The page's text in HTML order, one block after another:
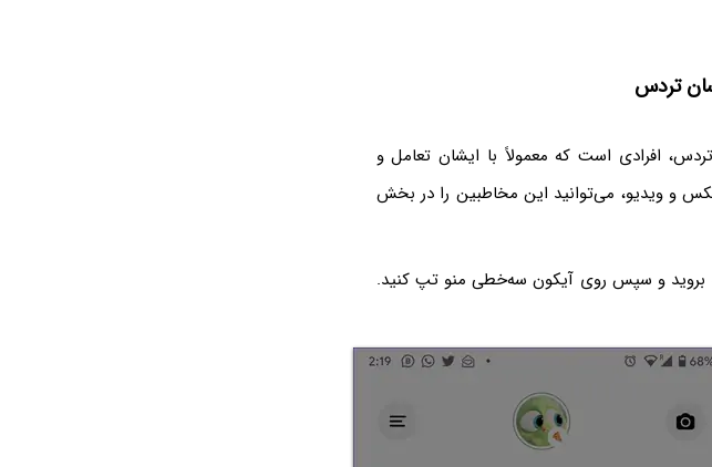
تردس
افرادی است که معمولاً با ایشان تعامل و
و ویدیو، می‌توانید این مخاطبین را در بخش
بروید و سپس روی آیکون سه‌خطی منو تپ کنید.